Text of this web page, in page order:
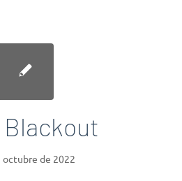
Blackout
octubre de 2022